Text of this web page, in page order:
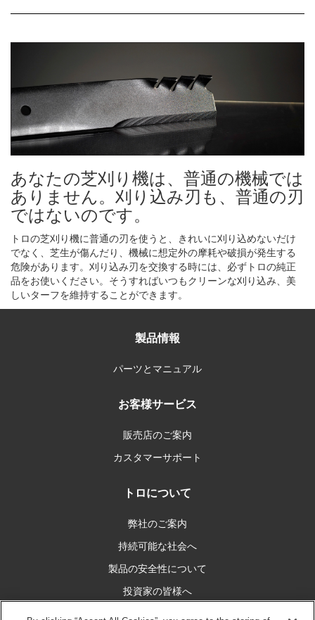
あなたの芝刈り機は、普通の機械では
ありません。刈り込み刃も、普通の刃
ではないのです。
トロの芝刈り機に普通の刃を使うと、きれいに刈り込めないだけ
でなく、芝生が傷んだり、機械に想定外の摩耗や破損が発生する
危険があります。刈り込み刃を交換する時には、必ずトロの純正
品をお使いください。そうすればいつもクリーンな刈り込み、美
しいターフを維持することができます。
製品情報
パーツとマニュアル
お客様サービス
販売店のご案内
カスタマーサポート
トロについて
弊社のご案内
持続可能な社会へ
製品の安全性について
投資家の皆様へ